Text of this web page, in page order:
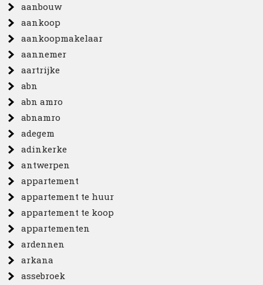
aanbouw
aankoop
aankoopmakelaar
aannemer
aartrijke
abn
abn amro
abnamro
adegem
adinkerke
antwerpen
appartement
appartement te huur
appartement te koop
appartementen
ardennen
arkana
assebroek